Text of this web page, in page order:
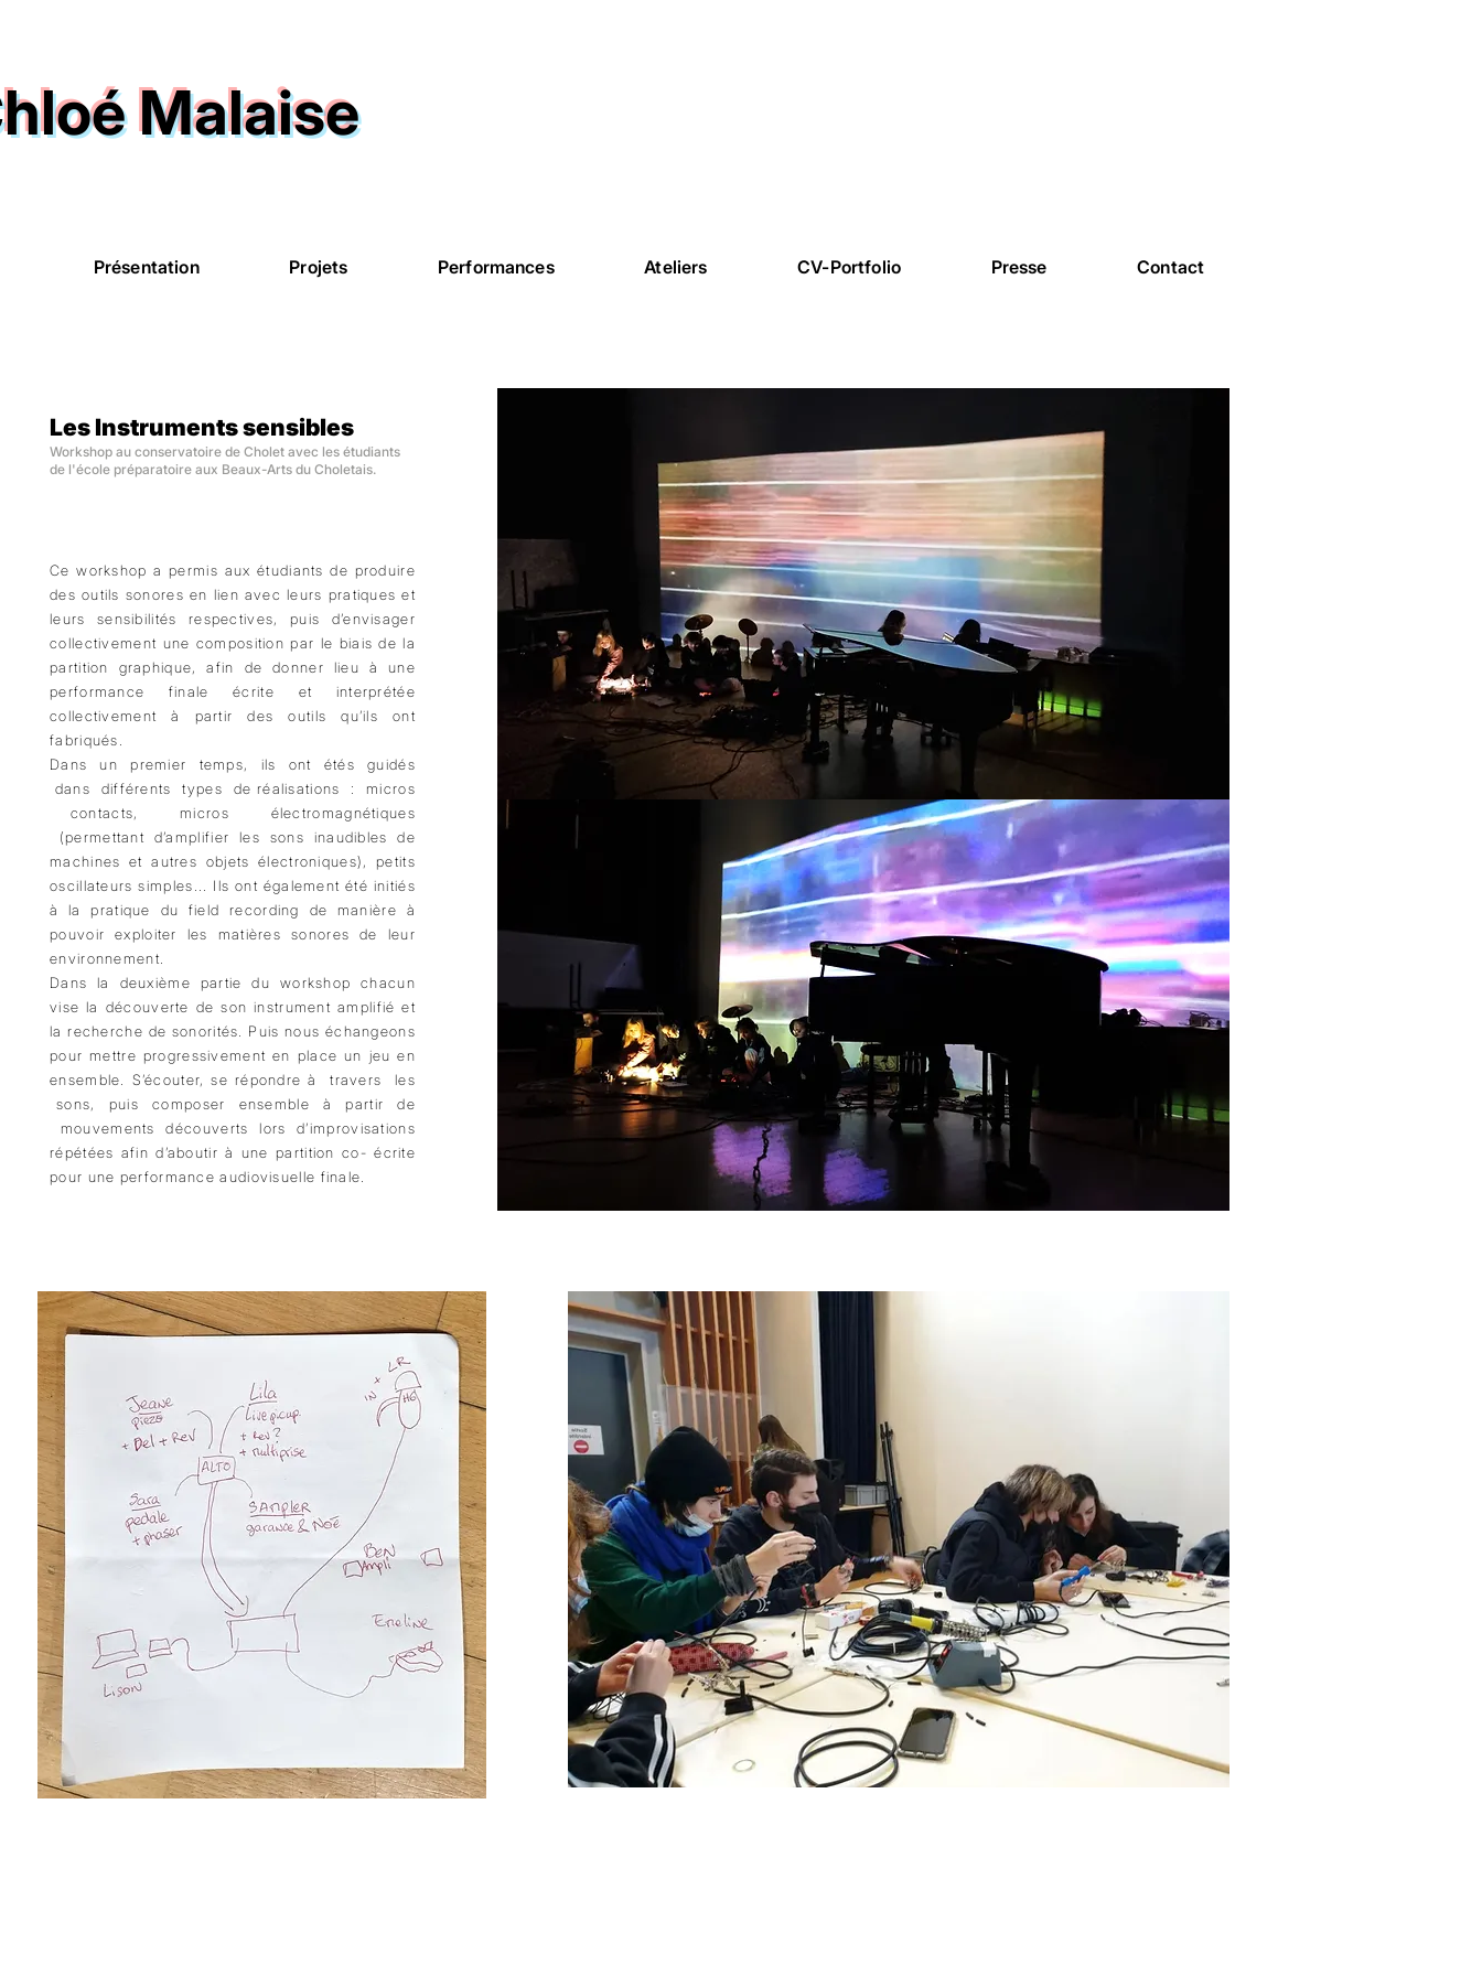
Malaise
Présentation Projets Performances Ateliers CV-Portfolio Presse Contact
Les Instruments sensibles
Workshop au conservatoire de Cholet avec les étudiants
de l'école préparatoire aux Beaux-Arts du Choletais.
Ce workshop a permis aux étudiants de produire
des outils sonores en lien avec leurs pratiques et
leurs sensibilités respectives, puis d’envisager
collectivement une composition par le biais de la
partition graphique, afin de donner lieu à une
performance finale écrite et interprétée
collectivement à partir des outils qu’ils ont
fabriqués.
Dans un premier temps, ils ont étés guidés
dans différents types de réalisations : micros
contacts, micros électromagnétiques
(permettant d’amplifier les sons inaudibles de
machines et autres objets électroniques), petits
oscillateurs simples... Ils ont également été initiés
à la pratique du field recording de manière à
pouvoir exploiter les matières sonores de leur
environnement.
Dans la deuxième partie du workshop chacun
vise la découverte de son instrument amplifié et
la recherche de sonorités. Puis nous échangeons
pour mettre progressivement en place un jeu en
ensemble. S’écouter, se répondre à travers les
sons, puis composer ensemble à partir de
mouvements découverts lors d’improvisations
répétées afin d’aboutir à une partition co- écrite
pour une performance audiovisuelle finale.